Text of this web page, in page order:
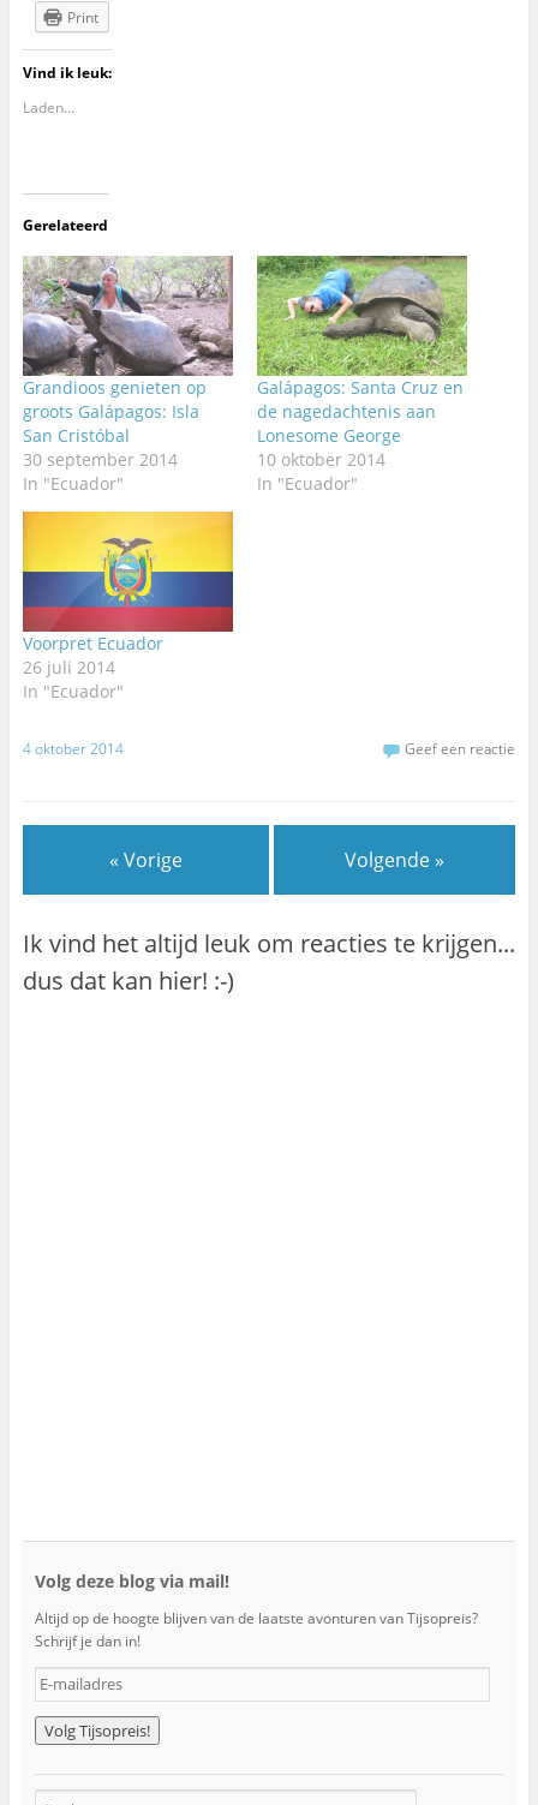
Print
Vind ik leuk:
Laden…
Gerelateerd
Grandioos genieten op
groots Galápagos: Isla
San Cristóbal
30 september 2014
In "Ecuador"
Galápagos: Santa Cruz en
de nagedachtenis aan
Lonesome George
10 oktober 2014
In "Ecuador"
Voorpret Ecuador
26 juli 2014
In "Ecuador"
4 oktober 2014 Geef een reactie
« Vorige Volgende »
Ik vind het altijd leuk om reacties te krijgen...
dus dat kan hier! :-)
Volg deze blog via mail!
Altijd op de hoogte blijven van de laatste avonturen van Tijsopreis?
Schrijf je dan in!
E
-
m
a
i
l